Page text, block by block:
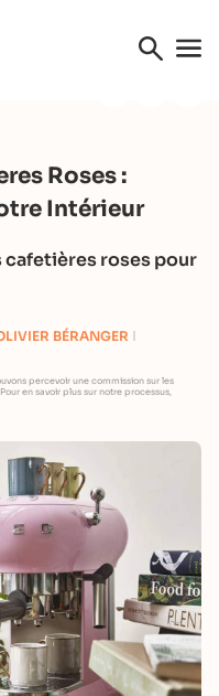
Roses :
Intérieur
cafetières roses pour
BÉRANGER
percevoir une commission sur les
en savoir plus sur notre processus,